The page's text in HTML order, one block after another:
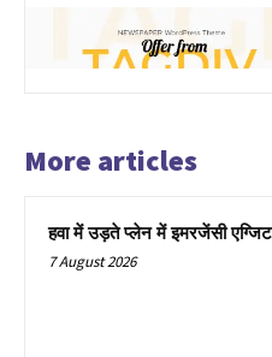
More articles
हवा में उड़ते प्लेन में इमरजेंसी
7 August 2026